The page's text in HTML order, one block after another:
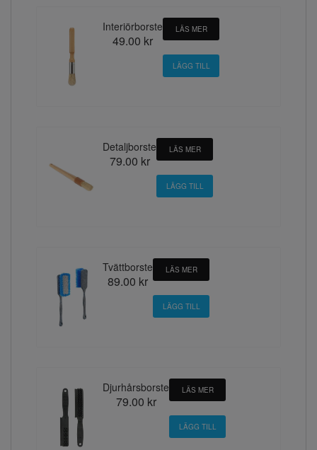
Interiörborste
49.00 kr
LÄS MER
Detaljborste
79.00 kr
LÄS MER
Tvättborste
89.00 kr
LÄS MER
Djurhårsborste
79.00 kr
LÄS MER